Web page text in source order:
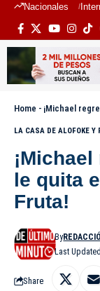
Nacionales
Home - ¡Michael
LA CASA DE ALOFOKE Y
le quita
Fruta!
Last
By
Share